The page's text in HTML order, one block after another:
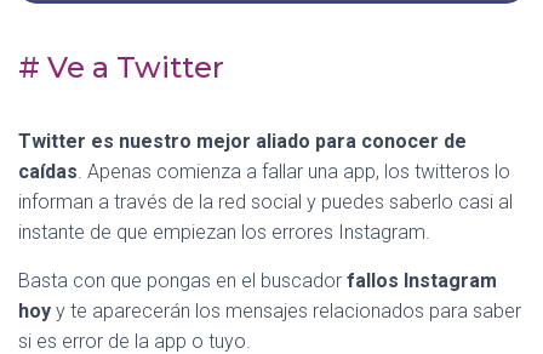
# Ve a Twitter
Twitter es nuestro mejor aliado para conocer de
caídas. Apenas comienza a fallar una app, los twitteros lo
informan a través de la red social y puedes saberlo casi al
instante de que empiezan los errores Instagram.
Basta con que pongas en el buscador fallos Instagram
hoy y te aparecerán los mensajes relacionados para saber
si es error de la app o tuyo.